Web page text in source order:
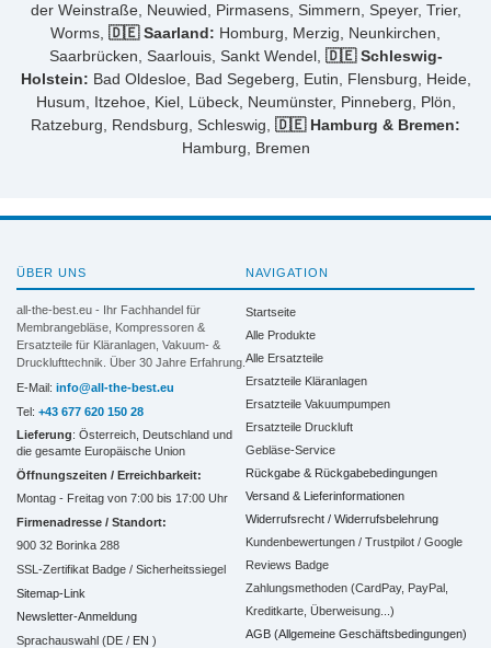
der Weinstraße, Neuwied, Pirmasens, Simmern, Speyer, Trier,
Worms, 🇩🇪 Saarland: Homburg, Merzig, Neunkirchen,
Saarbrücken, Saarlouis, Sankt Wendel, 🇩🇪 Schleswig-
Holstein: Bad Oldesloe, Bad Segeberg, Eutin, Flensburg, Heide,
Husum, Itzehoe, Kiel, Lübeck, Neumünster, Pinneberg, Plön,
Ratzeburg, Rendsburg, Schleswig, 🇩🇪 Hamburg & Bremen:
Hamburg, Bremen
ÜBER UNS
all-the-best.eu - Ihr Fachhandel für
Membrangebläse, Kompressoren &
Ersatzteile für Kläranlagen, Vakuum- &
Drucklufttechnik. Über 30 Jahre Erfahrung.
E-Mail: info@all-the-best.eu
Tel: +43 677 620 150 28
Lieferung: Österreich, Deutschland und
die gesamte Europäische Union
Öffnungszeiten / Erreichbarkeit:
Montag - Freitag von 7:00 bis 17:00 Uhr
Firmenadresse / Standort:
900 32 Borinka 288
SSL-Zertifikat Badge / Sicherheitssiegel
Sitemap-Link
Newsletter-Anmeldung
Sprachauswahl (DE / EN )
NAVIGATION
Startseite
Alle Produkte
Alle Ersatzteile
Ersatzteile Kläranlagen
Ersatzteile Vakuumpumpen
Ersatzteile Druckluft
Gebläse-Service
Rückgabe & Rückgabebedingungen
Versand & Lieferinformationen
Widerrufsrecht / Widerrufsbelehrung
Kundenbewertungen / Trustpilot / Google
Reviews Badge
Zahlungsmethoden (CardPay, PayPal,
Kreditkarte, Überweisung...)
AGB (Allgemeine Geschäftsbedingungen)